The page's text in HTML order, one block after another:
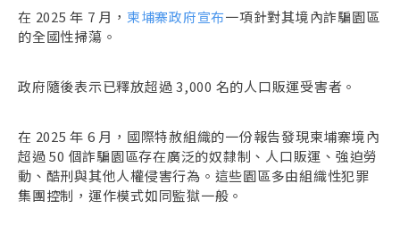
在 2025 年 7 月， 柬埔寨政府宣布一項針對其境內詐騙園區
的全國性掃蕩。
政府隨後表示已釋放超過 3,000 名的人口販運受害者。
在 2025 年 6 月，國際特赦組織的一份報告發現柬埔寨境內
超過 50 個詐騙園區存在廣泛的奴隸制、人口販運、強迫勞
動、酷刑與其他人權侵害行為。這些園區多由組織性犯罪
集團控制，運作模式如同監獄一般。